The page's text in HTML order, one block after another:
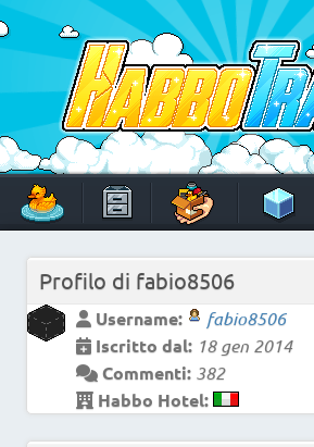
Skip
to
content
Un viaggio di pixel!
Profilo di fabio8506
Username:
fabio8506
Iscritto dal: 18 gen 2014
Commenti: 382
Habbo Hotel: